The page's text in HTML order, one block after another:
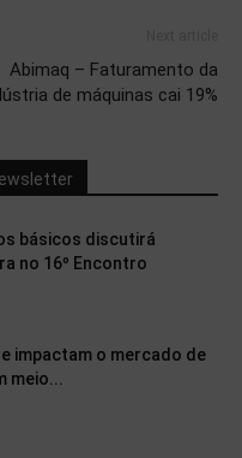
Abimaq – Faturamento da
de máquinas cai 19%
básicos discutirá
no 16º Encontro
impactam o mercado de